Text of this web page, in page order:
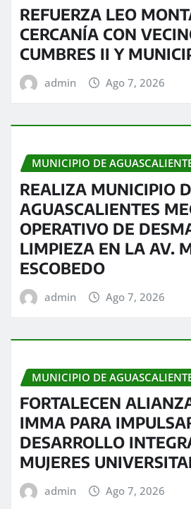
REFUERZA LEO
CERCANÍA CON
CUMBRES II Y
admin Ago 7, 2026
MUNICIPIO DE
REALIZA MUNICIPIO
AGUASCALIENTES
OPERATIVO DE
LIMPIEZA EN LA AV.
ESCOBEDO
admin Ago 7, 2026
MUNICIPIO DE
FORTALECEN
IMMA PARA
DESARROLLO
MUJERES
admin Ago 7, 2026